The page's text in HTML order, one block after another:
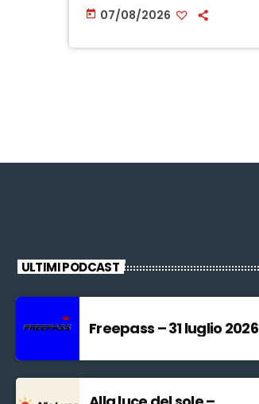
today 07/08/2026
ULTIMI PODCAST
Freepass – 31 luglio 2026